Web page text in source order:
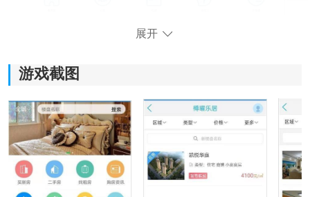
《樽曜乐居》软件优势：
1.拥有丰富的房源信息数据库，用户可以轻松获取到大量
的房产信息，满足各类需求。
展开
游戏截图